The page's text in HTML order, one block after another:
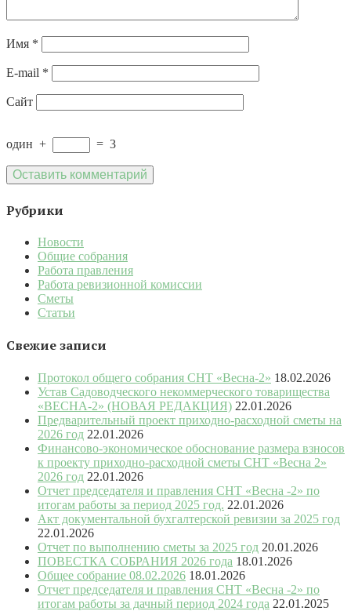
Имя *
E-mail *
Сайт
один + = 3
Рубрики
Новости
Общие собрания
Работа правления
Работа ревизионной комиссии
Сметы
Статьи
Свежие записи
Протокол общего собрания СНТ «Весна-2» 18.02.2026
Устав Садоводческого некоммерческого товарищества
«ВЕСНА-2» (НОВАЯ РЕДАКЦИЯ) 22.01.2026
Предварительный проект приходно-расходной сметы на
2026 год 22.01.2026
Финансово-экономическое обоснование размера взносов
к проекту приходно-расходной сметы СНТ «Весна 2»
2026 год 22.01.2026
Отчет председателя и правления СНТ «Весна -2» по
итогам работы за период 2025 год. 22.01.2026
Акт документальной бухгалтерской ревизии за 2025 год
22.01.2026
Отчет по выполнению сметы за 2025 год 20.01.2026
ПОВЕСТКА СОБРАНИЯ 2026 года 18.01.2026
Общее собрание 08.02.2026 18.01.2026
Отчет председателя и правления СНТ «Весна -2» по
итогам работы за дачный период 2024 года 22.01.2025